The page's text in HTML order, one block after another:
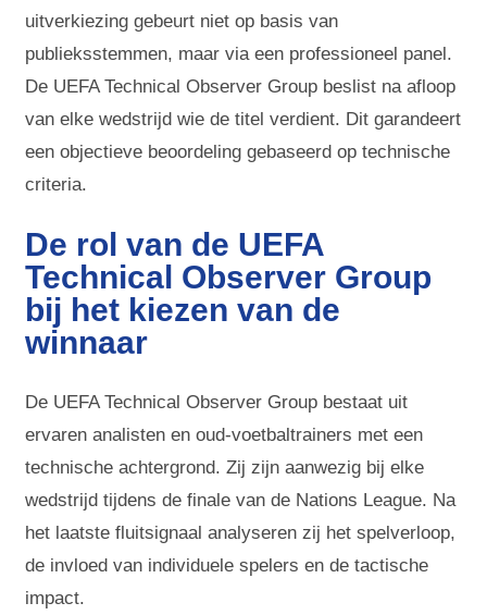
uitverkiezing gebeurt niet op basis van
publieksstemmen, maar via een professioneel panel.
De UEFA Technical Observer Group beslist na afloop
van elke wedstrijd wie de titel verdient. Dit garandeert
een objectieve beoordeling gebaseerd op technische
criteria.
De rol van de UEFA
Technical Observer Group
bij het kiezen van de
winnaar
De UEFA Technical Observer Group bestaat uit
ervaren analisten en oud-voetbaltrainers met een
technische achtergrond. Zij zijn aanwezig bij elke
wedstrijd tijdens de finale van de Nations League. Na
het laatste fluitsignaal analyseren zij het spelverloop,
de invloed van individuele spelers en de tactische
impact.